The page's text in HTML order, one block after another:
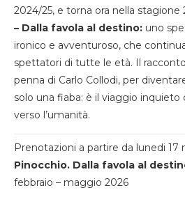
2024/25, e torna ora nella stagione
– Dalla favola al destino: uno
ironico e avventuroso, che
spettatori di tutte le età. Il
penna di Carlo Collodi, per
solo una fiaba: è il viaggio inquieto
verso l’umanità.
Prenotazioni a partire da lunedi 17
Pinocchio. Dalla favola al
febbraio – maggio 2026